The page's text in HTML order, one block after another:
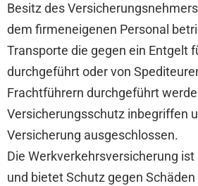
Besitz des
dem firmeneigenen Personal
Transporte die gegen ein Entgelt
durchgeführt oder von
Frachtführern durchgeführt
Versicherungsschutz inbegriffen
Versicherung ausgeschlossen.
Die Werkverkehrsversicherung
und bietet Schutz gegen Schäden